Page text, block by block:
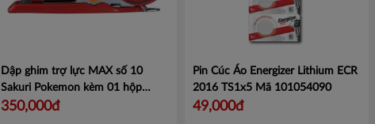
Dập ghim trợ lực MAX số 10
Sakuri Pokemon kèm 01 hộp
đựng đinh ghim số 10 No.10-1M -
350,000đ
Pin Cúc Áo Energizer Lithium ECR
2016 TS1x5 Mã 101054090
49,000đ